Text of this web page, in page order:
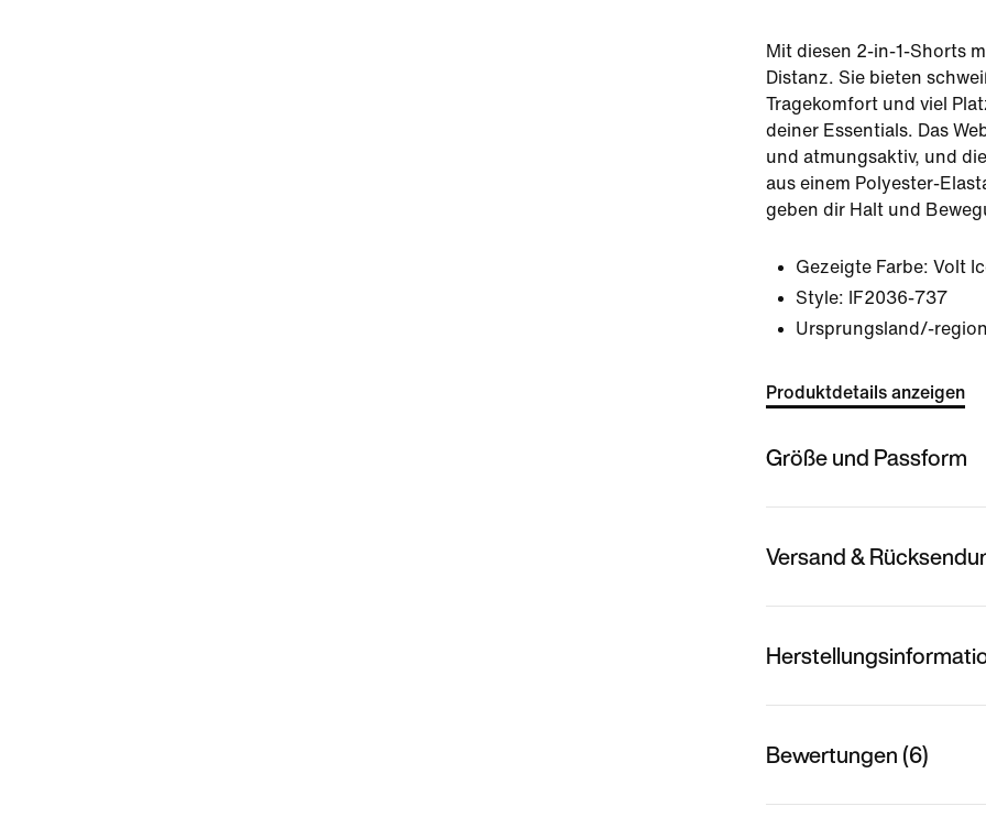
Mit diesen 2-in-1-Shorts
Distanz. Sie bieten
Tragekomfort und viel
deiner Essentials. Das
und atmungsaktiv, und
aus einem Polyester-
geben dir Halt und
Gezeigte Farbe: Volt
Style:
IF2036-737
Ursprungsland/-
Produktdetails anzeigen
Größe und Passform
Versand &
Bewertungen (6)